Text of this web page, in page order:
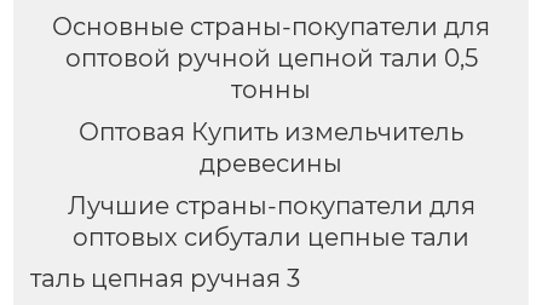
Основные страны-покупатели для
оптовой ручной цепной тали 0,5
тонны
Оптовая Купить измельчитель
древесины
Лучшие страны-покупатели для
оптовых сибутали цепные тали
таль цепная ручная 3